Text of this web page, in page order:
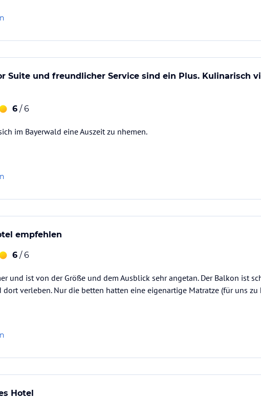
Suite und freundlicher Service sind ein Plus. Kulinarisch
6 / 6
im Bayerwald eine Auszeit zu nhemen.
empfehlen
6 / 6
und ist von der Größe und dem Ausblick sehr angetan. Der Balkon ist
dort verleben. Nur die betten hatten eine eigenartige Matratze (für uns zu
Hotel